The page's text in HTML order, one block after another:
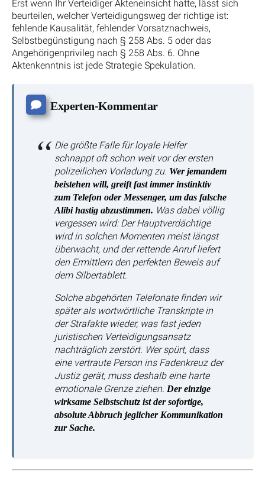
Erst wenn Ihr Verteidiger Akteneinsicht hatte, lässt sich
beurteilen, welcher Verteidigungsweg der richtige ist:
fehlende Kausalität, fehlender Vorsatznachweis,
Selbstbegünstigung nach § 258 Abs. 5 oder das
Angehörigenprivileg nach § 258 Abs. 6. Ohne
Aktenkenntnis ist jede Strategie Spekulation.
Experten-Kommentar
Die größte Falle für loyale Helfer
schnappt oft schon weit vor der ersten
polizeilichen Vorladung zu. Wer jemandem
beistehen will, greift fast immer instinktiv
zum Telefon oder Messenger, um das falsche
Alibi hastig abzustimmen. Was dabei völlig
vergessen wird: Der Hauptverdächtige
wird in solchen Momenten meist längst
überwacht, und der rettende Anruf liefert
den Ermittlern den perfekten Beweis auf
dem Silbertablett.
Solche abgehörten Telefonate finden wir
später als wortwörtliche Transkripte in
der Strafakte wieder, was fast jeden
juristischen Verteidigungsansatz
nachträglich zerstört. Wer spürt, dass
eine vertraute Person ins Fadenkreuz der
Justiz gerät, muss deshalb eine harte
emotionale Grenze ziehen. Der einzige
wirksame Selbstschutz ist der sofortige,
absolute Abbruch jeglicher Kommunikation
zur Sache.